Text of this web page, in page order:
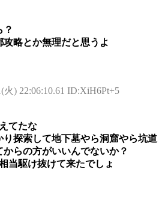
？
略とか無理だと思うよ
火) 22:06:10.61 ID:XiH6Pt+5
てたな
探索して地下墓やら洞窟やら坑道
らの方がいいんでないか？
当駆け抜けて来たでしょ